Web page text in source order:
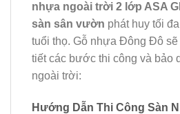
nhựa ngoài trời 2 lớp ASA
sàn sân vườn phát huy tối
tuổi thọ. Gỗ nhựa Đông Đô
tiết các bước thi công và bảo
ngoài trời:
Hướng Dẫn Thi Công Sàn